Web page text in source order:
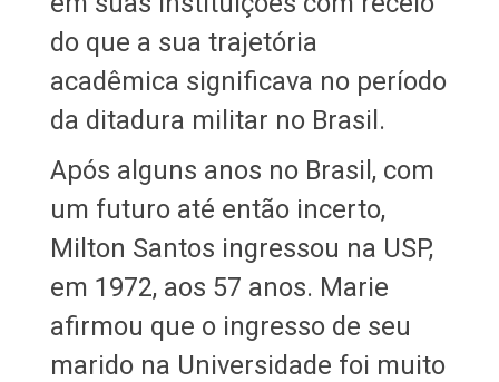
do que a sua trajetória
acadêmica significava no período
da ditadura militar no Brasil.
Após alguns anos no Brasil, com
um futuro até então incerto,
Milton Santos ingressou na USP,
em 1972, aos 57 anos. Marie
afirmou que o ingresso de seu
marido na Universidade foi muito